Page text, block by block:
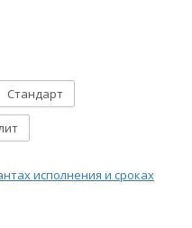
Стандарт
исполнения и сроках